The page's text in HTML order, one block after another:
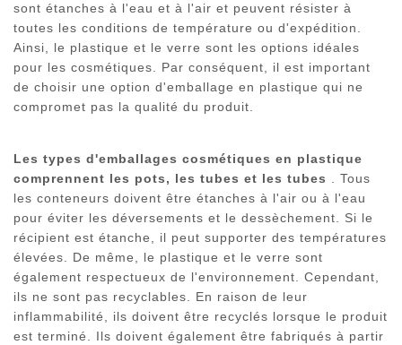
sont étanches à l'eau et à l'air et peuvent résister à
toutes les conditions de température ou d'expédition.
Ainsi, le plastique et le verre sont les options idéales
pour les cosmétiques. Par conséquent, il est important
de choisir une option d'emballage en plastique qui ne
compromet pas la qualité du produit.
Les types d'emballages cosmétiques en plastique
comprennent les pots, les tubes et les tubes . Tous
les conteneurs doivent être étanches à l'air ou à l'eau
pour éviter les déversements et le dessèchement. Si le
récipient est étanche, il peut supporter des températures
élevées. De même, le plastique et le verre sont
également respectueux de l'environnement. Cependant,
ils ne sont pas recyclables. En raison de leur
inflammabilité, ils doivent être recyclés lorsque le produit
est terminé. Ils doivent également être fabriqués à partir